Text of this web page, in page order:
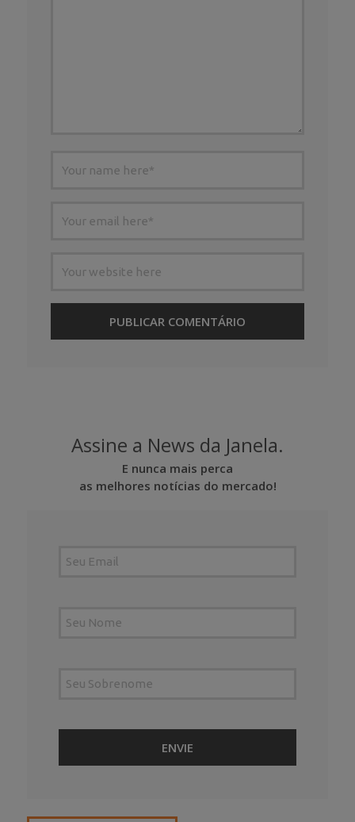
Assine a News da Janela.
E nunca mais perca
as melhores notícias do mercado!